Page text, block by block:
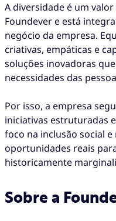
A diversidade é um
Foundever e está
negócio da empresa.
criativas, empáticas e
soluções inovadoras
necessidades das
Por isso, a empresa
iniciativas estruturadas
foco na inclusão social e
oportunidades reais
historicamente
Sobre a